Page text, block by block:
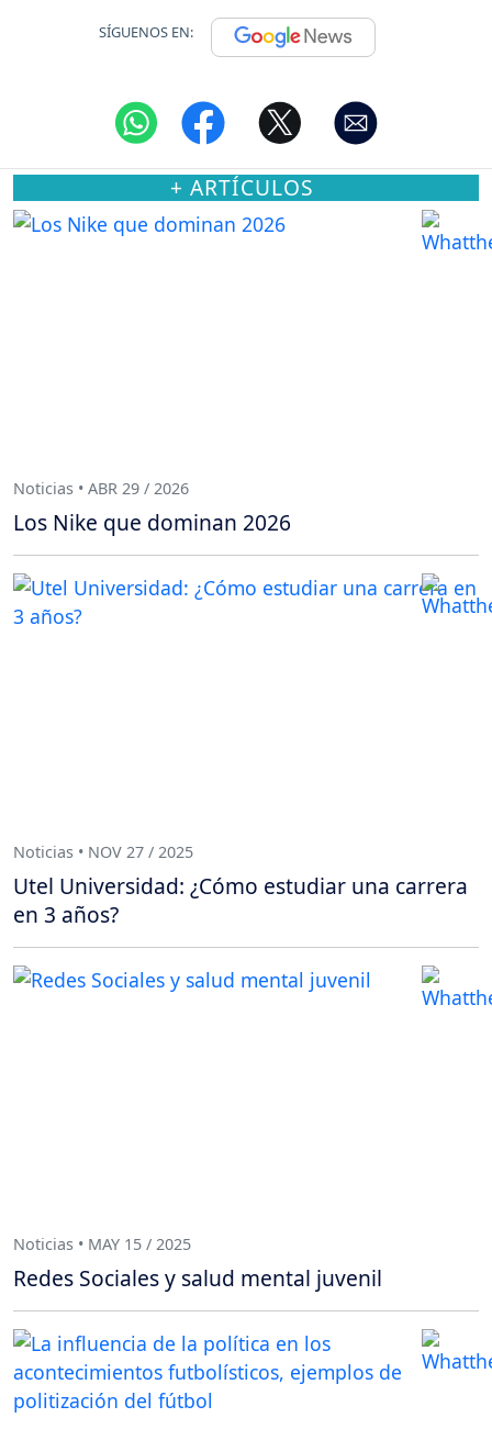
SÍGUENOS EN:
+ ARTÍCULOS
Noticias • ABR 29 / 2026
Los Nike que dominan 2026
Noticias • NOV 27 / 2025
Utel Universidad: ¿Cómo estudiar una carrera
en 3 años?
Noticias • MAY 15 / 2025
Redes Sociales y salud mental juvenil